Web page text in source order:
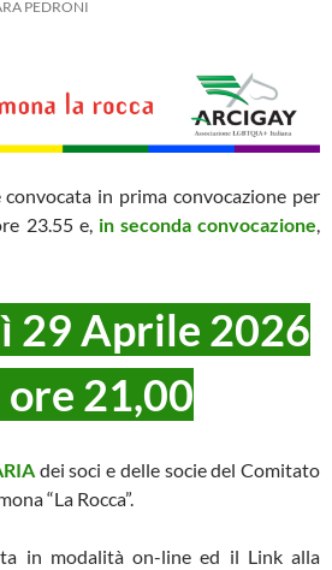
PEDRONI
in prima convocazione per
23.55 e,in seconda convocazione,
29 Aprile 2026
21,00
dei soci e delle socie del Comitato
“La Rocca”.
in modalità on-line ed il Link alla